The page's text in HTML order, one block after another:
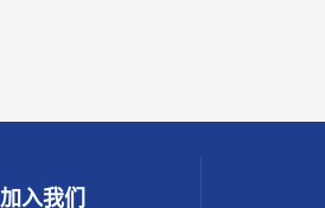
加入我们